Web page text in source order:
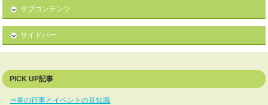
サブコンテンツ
サイドバー
PICK UP記事
⇒春の行事とイベントの豆知識